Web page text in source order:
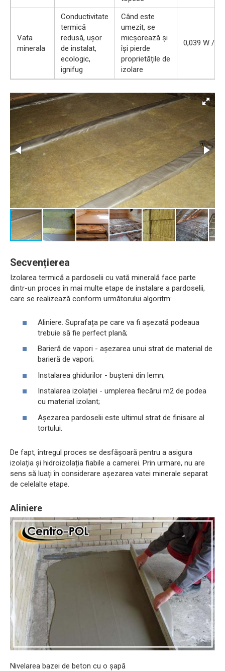
Vata
minerala
Conductivitate
termică
redusă, ușor
de instalat,
ecologic,
ignifug
Când este
umezit, se
micșorează și
își pierde
proprietățile de
izolare
0,039 W /
Secvențierea
Izolarea termică a pardoselii cu vată minerală face parte
dintr-un proces în mai multe etape de instalare a pardoselii,
care se realizează conform următorului algoritm:
Aliniere. Suprafața pe care va fi așezată podeaua
trebuie să fie perfect plană;
Barieră de vapori - așezarea unui strat de material de
barieră de vapori;
Instalarea ghidurilor - bușteni din lemn;
Instalarea izolației - umplerea fiecărui m2 de podea
cu material izolant;
Așezarea pardoselii este ultimul strat de finisare al
tortului.
De fapt, întregul proces se desfășoară pentru a asigura
izolația și hidroizolația fiabile a camerei. Prin urmare, nu are
sens să luați în considerare așezarea vatei minerale separat
de celelalte etape.
Aliniere
Nivelarea bazei de beton cu o șapă